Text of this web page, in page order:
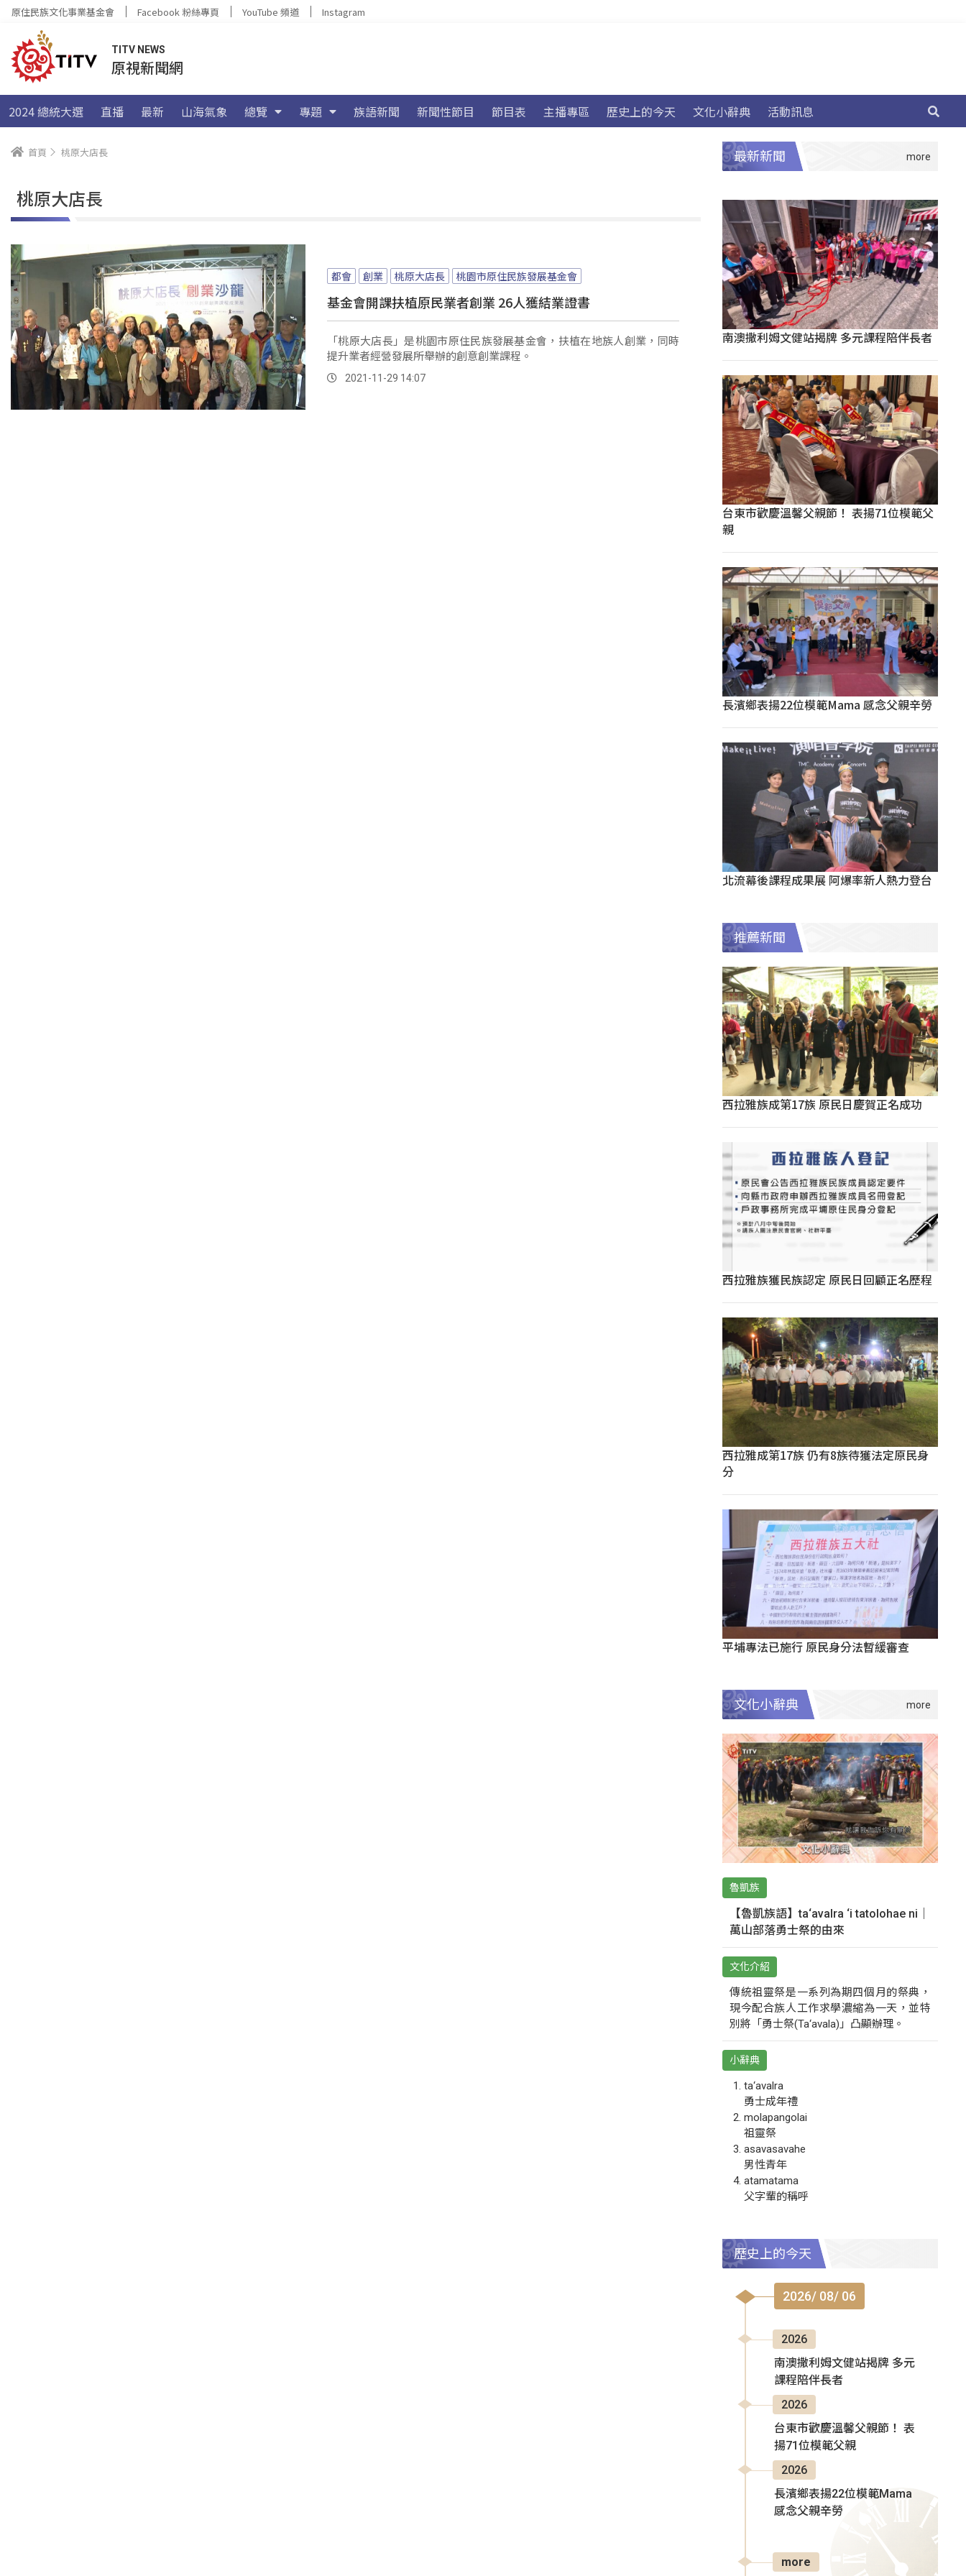
原住民族文化事業基金會 Facebook 粉絲專頁 YouTube 頻道 Instagram
TITV NEWS
原視新聞網
2024 總統大選 直播 最新 山海氣象 總覽 專題 族語新聞 新聞性節目 節目表 主播專區 歷史上的今天 文化小辭典 活動訊息
首頁 桃原大店長
桃原大店長
都會 創業 桃原大店長 桃園市原住民族發展基金會
基金會開課扶植原民業者創業 26人獲結業證書
「桃原大店長」是桃園市原住民族發展基金會，扶植在地族人創業，同時
提升業者經營發展所舉辦的創意創業課程。
2021-11-29 14:07
最新新聞
南澳撒利姆文健站揭牌 多元課程陪伴長者
台東市歡慶溫馨父親節！ 表揚71位模範父
親
長濱鄉表揚22位模範Mama 感念父親辛勞
北流幕後課程成果展 阿爆率新人熱力登台
推薦新聞
西拉雅族成第17族 原民日慶賀正名成功
西拉雅族獲民族認定 原民日回顧正名歷程
西拉雅成第17族 仍有8族待獲法定原民身
分
平埔專法已施行 原民身分法暫緩審查
文化小辭典
魯凱族
【魯凱族語】ta‘avalra ‘i tatolohae ni｜
萬山部落勇士祭的由來
文化介紹
傳統祖靈祭是一系列為期四個月的祭典，
現今配合族人工作求學濃縮為一天，並特
別將「勇士祭(Ta‘avala)」凸顯辦理。
小辭典
ta‘avalra
勇士成年禮
molapangolai
祖靈祭
asavasavahe
男性青年
atamatama
父字輩的稱呼
歷史上的今天
2026/ 08/ 06
2026
南澳撒利姆文健站揭牌 多元
課程陪伴長者
2026
台東市歡慶溫馨父親節！ 表
揚71位模範父親
2026
長濱鄉表揚22位模範Mama
感念父親辛勞
more